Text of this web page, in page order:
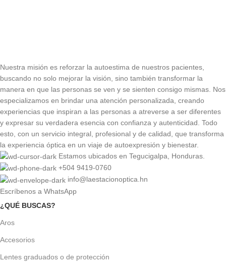
Nuestra misión es reforzar la autoestima de nuestros pacientes,
buscando no solo mejorar la visión, sino también transformar la
manera en que las personas se ven y se sienten consigo mismas. Nos
especializamos en brindar una atención personalizada, creando
experiencias que inspiran a las personas a atreverse a ser diferentes
y expresar su verdadera esencia con confianza y autenticidad. Todo
esto, con un servicio integral, profesional y de calidad, que transforma
la experiencia óptica en un viaje de autoexpresión y bienestar.
Estamos ubicados en Tegucigalpa, Honduras.
+504 9419-0760
info@laestacionoptica.hn
Escríbenos a WhatsApp
¿QUÉ BUSCAS?
Aros
Accesorios
Lentes graduados o de protección